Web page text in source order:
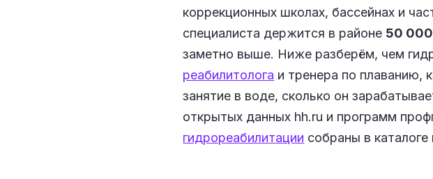
коррекционных школах, бассейнах и
специалиста держится в районе 50
заметно выше. Ниже разберём, чем
реабилитолога и тренера по плаванию,
занятие в воде, сколько он
открытых данных hh.ru и программ
гидрореабилитации собраны в каталоге